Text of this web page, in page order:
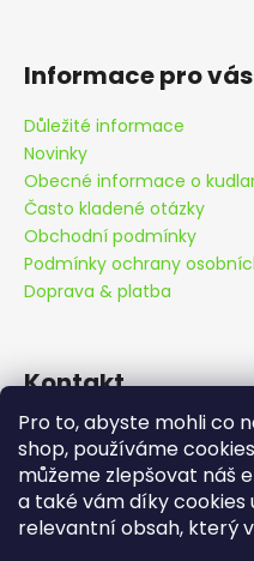
Pro to, abyste mohli co
shop, používáme
můžeme zlepšovat náš
a také vám díky
relevantní obsah, který
Objednávky
pondělí, úterý a
objednání ve
Informace pro vás
Důležité informace
Novinky
Obecné informace o
Často kladené otázky
Obchodní podmínky
Podmínky ochrany
Doprava & platba
Kontakt
info@cutemantis.com
+420 778 419 992
Sledujte nás na
cutemantids